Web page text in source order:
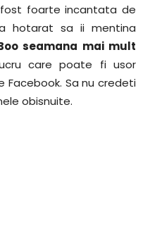
foarte incantata de
hotarat sa ii mentina
seamana mai mult
care poate fi usor
Sa nu credeti
obisnuite.